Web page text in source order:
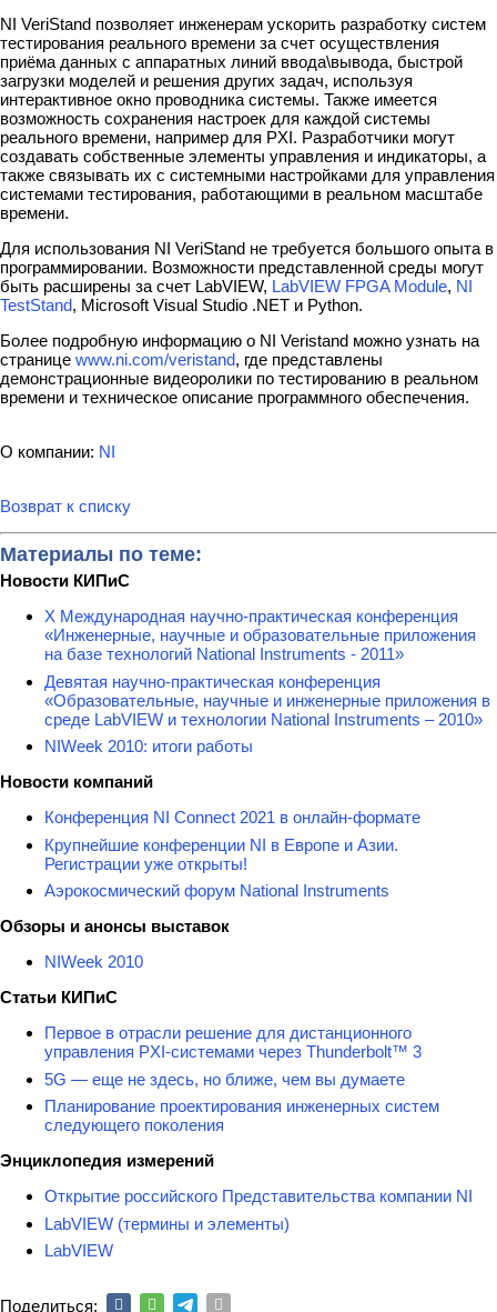
NI VeriStand позволяет инженерам ускорить разработку систем
тестирования реального времени за счет осуществления
приёма данных с аппаратных линий ввода\вывода, быстрой
загрузки моделей и решения других задач, используя
интерактивное окно проводника системы. Также имеется
возможность сохранения настроек для каждой системы
реального времени, например для PXI. Разработчики могут
создавать собственные элементы управления и индикаторы, а
также связывать их с системными настройками для управления
системами тестирования, работающими в реальном масштабе
времени.
Для использования NI VeriStand не требуется большого опыта в
программировании. Возможности представленной среды могут
быть расширены за счет LabVIEW, LabVIEW FPGA Module, NI
TestStand, Microsoft Visual Studio .NET и Python.
Более подробную информацию о NI Veristand можно узнать на
странице www.ni.com/veristand, где представлены
демонстрационные видеоролики по тестированию в реальном
времени и техническое описание программного обеспечения.
О компании: NI
Возврат к списку
Материалы по теме:
Новости КИПиС
X Международная научно-практическая конференция
«Инженерные, научные и образовательные приложения
на базе технологий National Instruments - 2011»
Девятая научно-практическая конференция
«Образовательные, научные и инженерные приложения в
среде LabVIEW и технологии National Instruments – 2010»
NIWeek 2010: итоги работы
Новости компаний
Конференция NI Connect 2021 в онлайн-формате
Крупнейшие конференции NI в Европе и Азии.
Регистрации уже открыты!
Аэрокосмический форум National Instruments
Обзоры и анонсы выставок
NIWeek 2010
Статьи КИПиС
Первое в отрасли решение для дистанционного
управления PXI-системами через Thunderbolt™ 3
5G — еще не здесь, но ближе, чем вы думаете
Планирование проектирования инженерных систем
следующего поколения
Энциклопедия измерений
Открытие российского Представительства компании NI
LabVIEW (термины и элементы)
LabVIEW
Поделиться: